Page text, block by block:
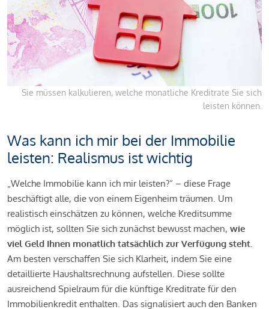
Sie müssen kalkulieren, welche monatliche Kreditrate Sie sich
leisten können.
Was kann ich mir bei der Immobilie
leisten: Realismus ist wichtig
„Welche Immobilie kann ich mir leisten?“ – diese Frage
beschäftigt alle, die von einem Eigenheim träumen. Um
realistisch einschätzen zu können, welche Kreditsumme
möglich ist, sollten Sie sich zunächst bewusst machen, wie
viel Geld Ihnen monatlich tatsächlich zur Verfügung steht.
Am besten verschaffen Sie sich Klarheit, indem Sie eine
detaillierte Haushaltsrechnung aufstellen. Diese sollte
ausreichend Spielraum für die künftige Kreditrate für den
Immobilienkredit enthalten. Das signalisiert auch den Banken